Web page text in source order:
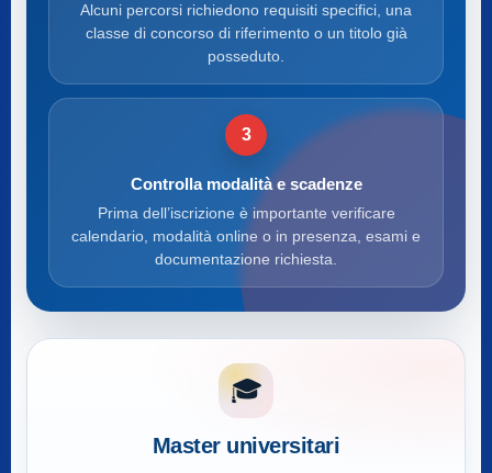
Alcuni percorsi richiedono requisiti specifici, una
classe di concorso di riferimento o un titolo già
posseduto.
3
Controlla modalità e scadenze
Prima dell’iscrizione è importante verificare
calendario, modalità online o in presenza, esami e
documentazione richiesta.
🎓
Master universitari